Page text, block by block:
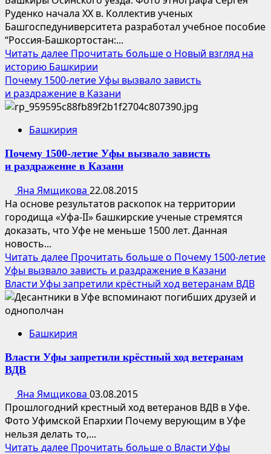
Руденко начала XX в. Коллектив ученых
Башгоспедуниверситета разработал учебное пособие
“Россия-Башкортостан:...
Читать далее Прочитать больше о Новый взгляд на
историю Башкирии
Почему 1500-летие Уфы вызвало зависть
и раздражение в Казани
Башкирия
Почему 1500-летие Уфы вызвало зависть
и раздражение в Казани
Яна Ямщикова 22.08.2015
На основе результатов раскопок на территории
городища «Уфа-II» башкирские ученые стремятся
доказать, что Уфе не меньше 1500 лет. Данная
новость...
Читать далее Прочитать больше о Почему 1500-летие
Уфы вызвало зависть и раздражение в Казани
Власти Уфы запретили крёстный ход ветеранам ВДВ
Башкирия
Власти Уфы запретили крёстный ход ветеранам
ВДВ
Яна Ямщикова 03.08.2015
Прошлогодний крестный ход ветеранов ВДВ в Уфе.
Фото Уфимской Епархии Почему верующим в Уфе
нельзя делать то,...
Читать далее Прочитать больше о Власти Уфы